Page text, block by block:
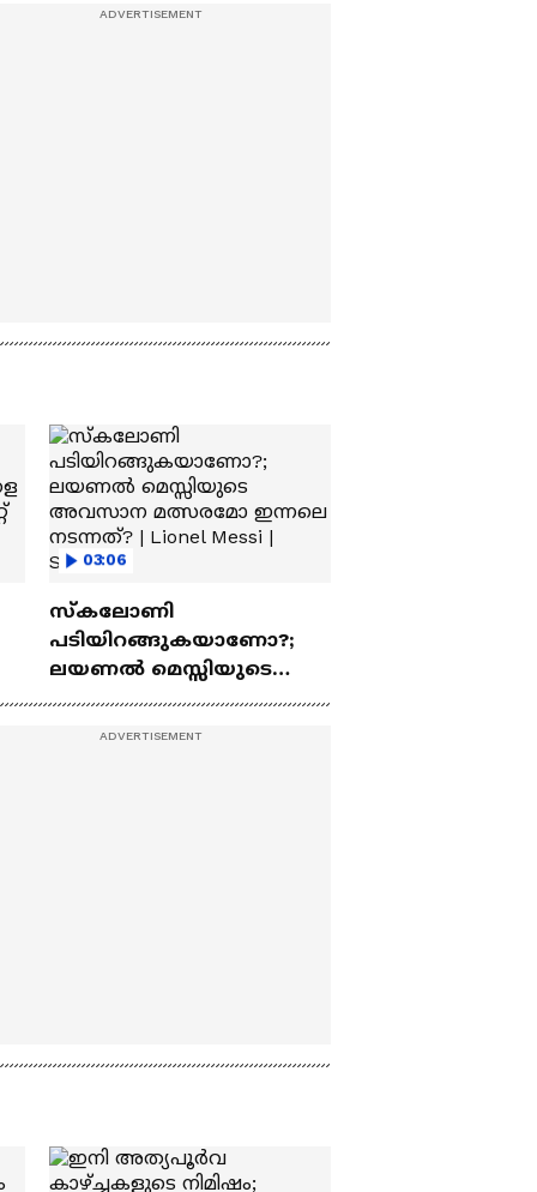
പുളിക്കക്കണ്ടം
03:06
സ്കലോണി
പടിയിറങ്ങുകയാണോ?;
ലയണൽ മെസ്സിയുടെ
അവസാന മത്സരമോ